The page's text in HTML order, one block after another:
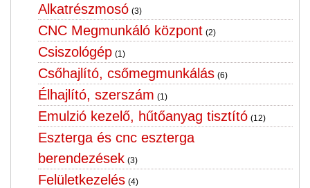
Alkatrészmosó (3)
CNC Megmunkáló központ (2)
Csiszológép (1)
Csőhajlító, csőmegmunkálás (6)
Élhajlító, szerszám (1)
Emulzió kezelő, hűtőanyag tisztító (12)
Eszterga és cnc eszterga
berendezések (3)
Felületkezelés (4)